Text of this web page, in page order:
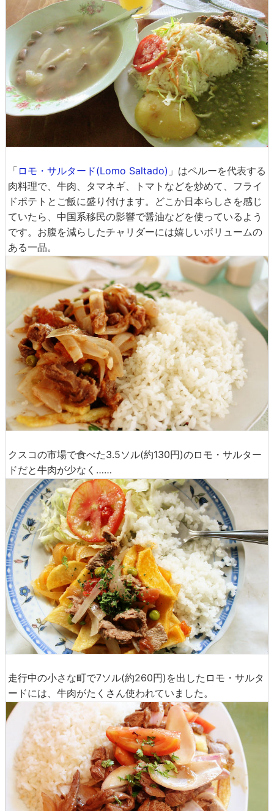
「 ロモ・サルタード(Lomo Saltado) 」はペルーを代表する
肉料理で、牛肉、タマネギ、トマトなどを炒めて、フライ
ドポテトとご飯に盛り付けます。どこか日本らしさを感じ
ていたら、中国系移民の影響で醤油などを使っているよう
です。お腹を減らしたチャリダーには嬉しいボリュームの
ある一品。
クスコの市場で食べた3.5ソル(約130円)のロモ・サルター
ドだと牛肉が少なく……
走行中の小さな町で7ソル(約260円)を出したロモ・サルタ
ードには、牛肉がたくさん使われていました。